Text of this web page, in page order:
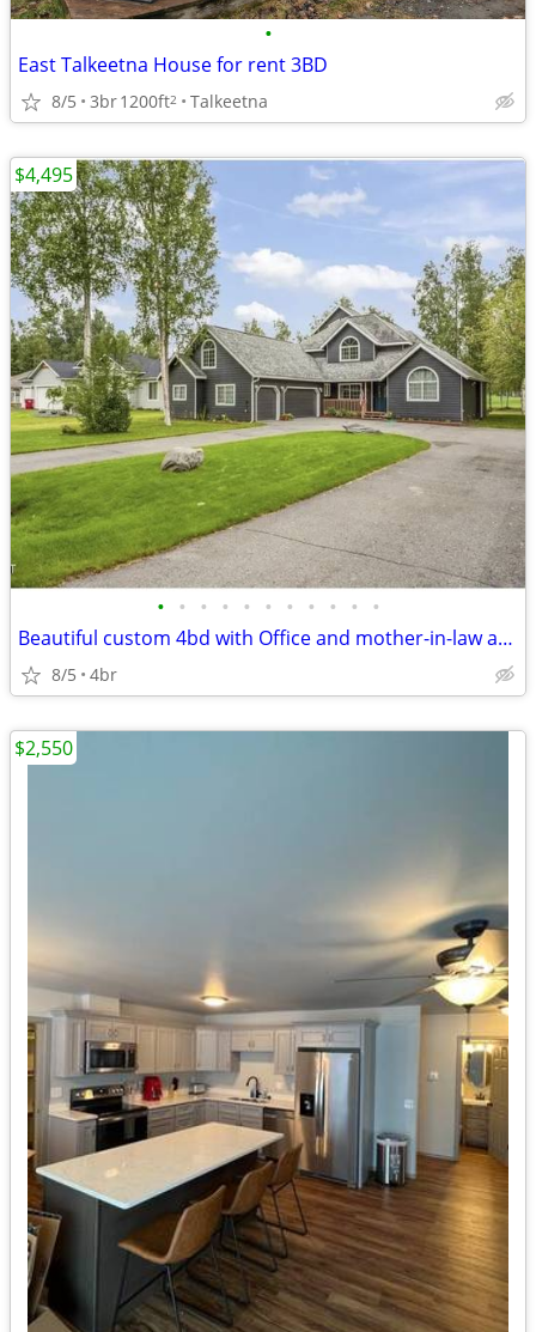
•
East Talkeetna House for rent 3BD
8/5 3br1200ft2 Talkeetna
• • • • • • • • • • •
Beautiful custom 4bd with Office and mother-in-law apartment
8/5 4br
$4,495
$2,550